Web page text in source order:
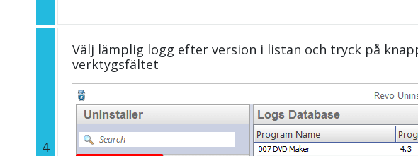
4
Välj lämplig logg efter version i listan och tryck på
verktygsfältet